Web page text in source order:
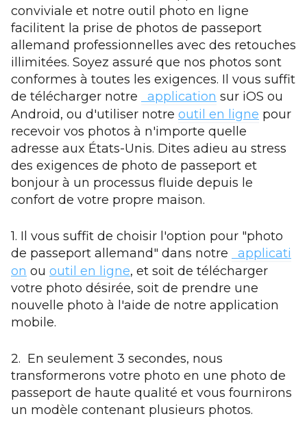
conviviale et notre outil photo en ligne
facilitent la prise de photos de passeport
allemand professionnelles avec des retouches
illimitées. Soyez assuré que nos photos sont
conformes à toutes les exigences. Il vous suffit
de télécharger notre
application sur iOS ou
Android, ou d'utiliser notre outil en ligne pour
recevoir vos photos à n'importe quelle
adresse aux États-Unis. Dites adieu au stress
des exigences de photo de passeport et
bonjour à un processus fluide depuis le
confort de votre propre maison.
1. Il vous suffit de choisir l'option pour "photo
de passeport allemand" dans notre
applicati
on ou outil en ligne, et soit de télécharger
votre photo désirée, soit de prendre une
nouvelle photo à l'aide de notre application
mobile.
2. En seulement 3 secondes, nous
transformerons votre photo en une photo de
passeport de haute qualité et vous fournirons
un modèle contenant plusieurs photos.